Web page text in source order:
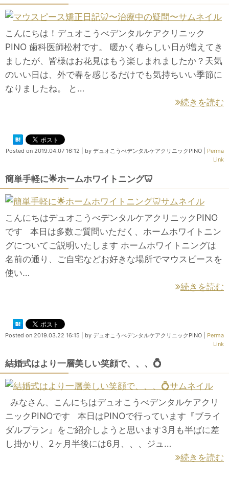
こんにちは！デュオこうべデンタルケアクリニック
PINO 歯科医師松村です。 暖かく春らしい日が増えてき
ましたが、皆様はお花見はもう楽しまれましたか？天気
のいい日は、外で春を感じるだけでも気持ちいい季節に
なりましたね。 と…
続きを読む
Posted on 2019.04.07 16:12 by デュオこうべデンタルケアクリニックPINO
Perma
Link
簡単手軽に🌟ホームホワイトニング🦷
こんにちはデュオこうべデンタルケアクリニックPINO
です 本日は多数ご質問いただく、ホームホワイトニン
グについてご説明いたします ホームホワイトニングは
名前の通り、ご自宅などお好きな場所でマウスピースを
使い…
続きを読む
Posted on 2019.03.22 16:15 by デュオこうべデンタルケアクリニックPINO
Perma
Link
結婚式はより一層美しい笑顔で、、、💍
みなさん、こんにちはデュオこうべデンタルケアクリ
ニックPINOです 本日はPINOで行っています『ブライ
ダルプラン』をご紹介しようと思います3月も半ばに差
し掛かり、2ヶ月半後には6月、、、ジュ…
続きを読む